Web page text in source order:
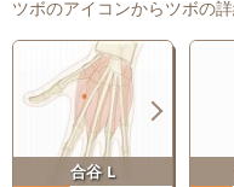
ツボのアイコンからツボの
合谷 L